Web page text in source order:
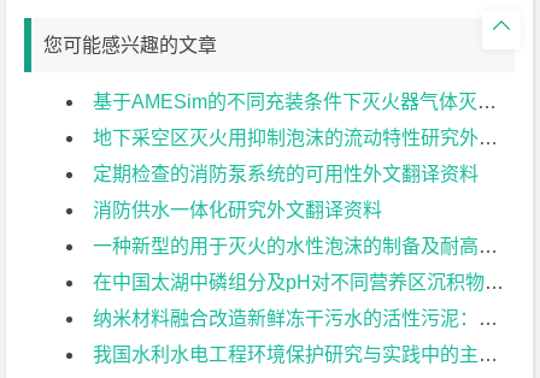
您可能感兴趣的文章
基于AMESim的不同充装条件下灭火器气体灭火剂释放特性模拟外文翻译资料
地下采空区灭火用抑制泡沫的流动特性研究外文翻译资料
定期检查的消防泵系统的可用性外文翻译资料
消防供水一体化研究外文翻译资料
一种新型的用于灭火的水性泡沫的制备及耐高温性能的研究外文翻译资料
在中国太湖中磷组分及pH对不同营养区沉积物磷释放的影响外文翻译资料
纳米材料融合改造新鲜冻干污水的活性污泥：测试影响了环境协定结果外文翻译资料
我国水利水电工程环境保护研究与实践中的主要问题外文翻译资料
